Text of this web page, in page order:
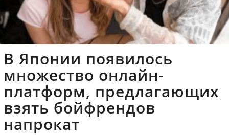
В Японии появилось
множество онлайн-
платформ, предлагающих
взять бойфрендов
напрокат